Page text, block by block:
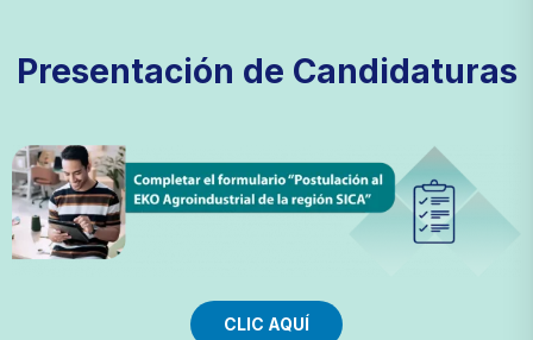
Presentación de Candidaturas
CLIC AQUÍ